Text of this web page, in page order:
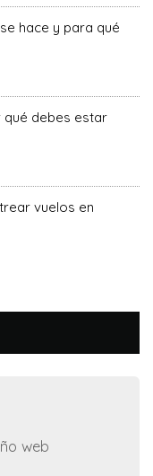
hace y para qué
qué debes estar
vuelos en
web